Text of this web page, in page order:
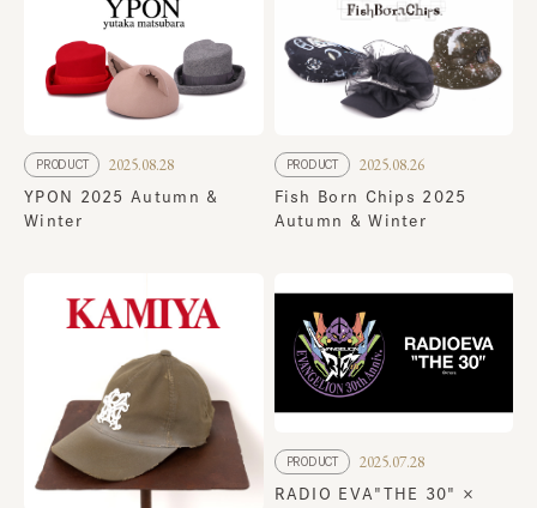
PRODUCT 2025.08.28
YPON 2025 Autumn &
Winter
PRODUCT 2025.08.26
Fish Born Chips 2025
Autumn & Winter
PRODUCT 2025.07.28
RADIO EVA"THE 30" ×